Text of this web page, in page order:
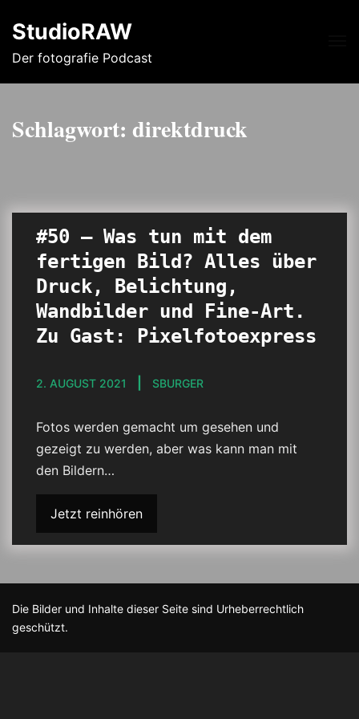
StudioRAW
Der fotografie Podcast
Schlagwort: direktdruck
#50 – Was tun mit dem
fertigen Bild? Alles über
Druck, Belichtung,
Wandbilder und Fine-Art.
Zu Gast: Pixelfotoexpress
2. AUGUST 2021 SBURGER
Fotos werden gemacht um gesehen und
gezeigt zu werden, aber was kann man mit
den Bildern…
Jetzt reinhören
Die Bilder und Inhalte dieser Seite sind Urheberrechtlich
geschützt.